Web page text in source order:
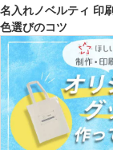
名入れノベルティ 印
色選びのコツ